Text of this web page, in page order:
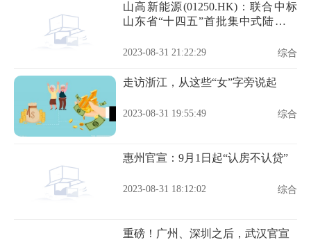
山高新能源(01250.HK)：联合中标
山东省“十四五”首批集中式陆上风
2023-08-31 21:22:29 综合
走访浙江，从这些“女”字旁说起
2023-08-31 19:55:49 综合
惠州官宣：9月1日起“认房不认贷”
2023-08-31 18:12:02 综合
重磅！广州、深圳之后，武汉官宣